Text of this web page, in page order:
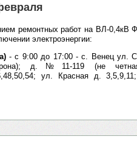
ремонтных работ на ВЛ-0,4кВ
электроэнергии:
- с 9:00 до 17:00 - с. Венец ул.
д.№11-119 (не
ул. Красная д.